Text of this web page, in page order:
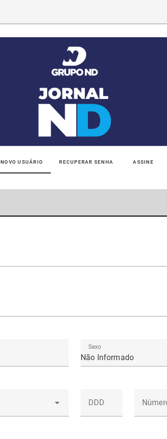
NOVO USUÁRIO RECUPERAR SENHA ASSINE
Sexo
Não Informado
DDD